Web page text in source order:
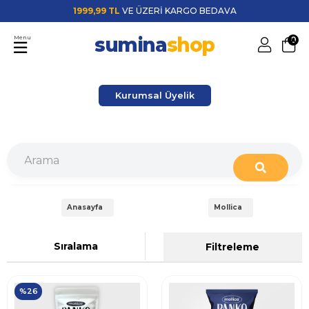
1999,99 TL VE ÜZERİ KARGO BEDAVA
suminashop 0
Menu
Kurumsal Üyelik
Anasayfa Mollica
Filtreleme
Sıralama
%26